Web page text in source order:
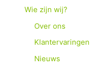
Wie zijn wij?
Over ons
Klantervaringen
Nieuws